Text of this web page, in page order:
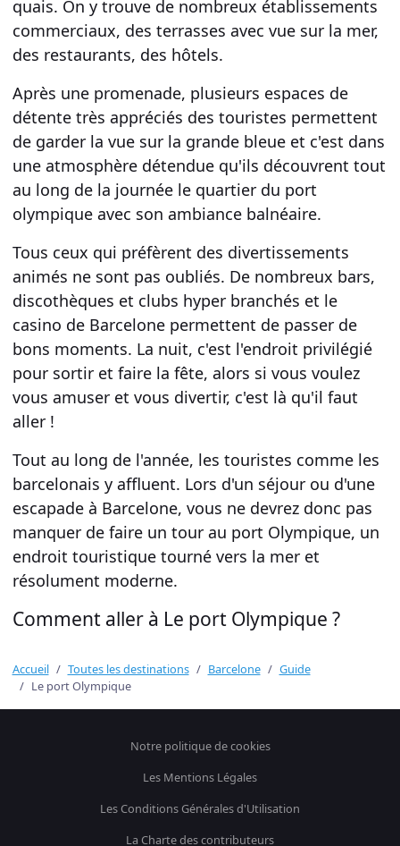
quais. On y trouve de nombreux établissements
commerciaux, des terrasses avec vue sur la mer,
des restaurants, des hôtels.
Après une promenade, plusieurs espaces de
détentetrès appréciés des touristes permettent
de garder la vue sur la grande bleue et c'est dans
une atmosphère détendue qu'ils découvrent tout
au long de la journée le quartier du port
olympique avec son ambiance balnéaire.
Tous ceux qui préfèrent des divertissements
animés ne sont pas oubliés. De nombreux bars,
discothèques et clubs hyper branchés et le
casino de Barcelonepermettent de passer de
bons moments. La nuit, c'est l'endroit privilégié
pour sortir et faire la fête, alors si vous voulez
vous amuser et vous divertir, c'est là qu'il faut
aller !
Tout au long de l'année, les touristes comme les
barcelonais y affluent. Lors d'un séjour ou d'une
escapade à Barcelone, vous ne devrez donc pas
manquer de faire un tour au port Olympique, un
endroit touristique tourné vers la mer et
résolument moderne.
Comment aller à Le port Olympique ?
Accueil Toutes les destinations Barcelone
Guide
Le port Olympique
Notre politique de cookies
Les Mentions Légales
Les Conditions Générales d'Utilisation
La Charte des contributeurs